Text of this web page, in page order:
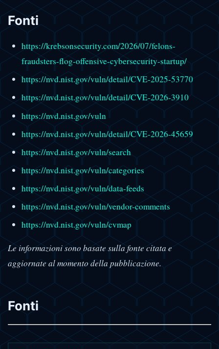
Fonti
https://krebsonsecurity.com/2026/07/felons-
fraudsters-flog-offensive-cybersecurity-startup/
https://nvd.nist.gov/vuln/detail/CVE-2025-53770
https://nvd.nist.gov/vuln/detail/CVE-2026-3910
https://nvd.nist.gov/vuln
https://nvd.nist.gov/vuln/detail/CVE-2026-45659
https://nvd.nist.gov/vuln/search
https://nvd.nist.gov/vuln/categories
https://nvd.nist.gov/vuln/data-feeds
https://nvd.nist.gov/vuln/vendor-comments
https://nvd.nist.gov/vuln/cvmap
Le informazioni sono basate sulla fonte citata e
aggiornate al momento della pubblicazione.
Fonti